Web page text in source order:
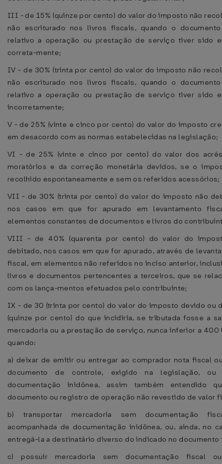
III - de 15% (quinze por cento) do valor do imposto não
não escriturado nos livros fiscais, quando o
relativo a operação ou prestação de serviço tiver sido
correta-mente;
IV - de 30% (trinta por cento) do valor do imposto não
não escriturado nos livros fiscais, quando o
relativo a operação ou prestação de serviço tiver sido
incorretamente;
V - de 25% (vinte e cinco por cento) do valor do imposto
em desacordo com as normas estabelecidas na legislação;
VI - de 25% (vinte e cinco por cento) do valor dos
moratórios e da correção monetária devidos, se o
recolhido espontaneamente e sem os referidos acessórios;
VII - de 30% (trinta por cento) do valor do imposto não
nos casos em que for apurado em levantamento
elementos constantes de documentos e livros do
VIII - de 40% (quarenta por cento) do valor do
debitado, nos casos em que for apurado, através de
fiscal, em elementos não referidos no inciso anterior,
livros e documentos pertencentes a terceiros, que se
com os lança-mentos efetuados pelo contribuinte;
IX - de 30 (trinta por cento) do valor do imposto devido ou
(quinze por cento) do que incidiria, se tributada fosse a
mercadoria ou a prestação de serviço, nunca inferior a 400
quando:
a) deixar de emitir ou entregar ao comprador nota fiscal
documento de controle, exigido na legislação, ou
documentação inidônea, assim também entendido
documento ou registro de operação não revestido de valor
b) transportar mercadoria sem documentação
acompanhada de documentação inidônea, ou, ainda, no
entregá-la a destinatário diverso do indicado no documento
c) possuir mercadoria sem documentação fiscal